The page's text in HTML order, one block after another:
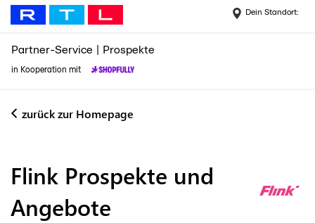
Dein Standort:
Partner-Service Prospekte
in Kooperation mit
zurück zur Homepage
Flink Prospekte und
Angebote